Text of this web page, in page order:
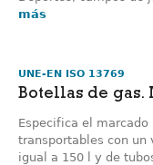
más
UNE-EN ISO 13769
Botellas de gas.
Especifica el
transportables con un
igual a 150 l y de